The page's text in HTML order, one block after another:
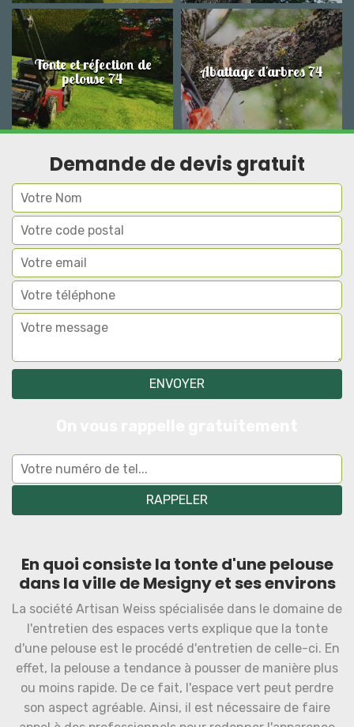
Tonte et réfection de
pelouse 74 Abattage d'arbres 74
Demande de devis gratuit
En quoi consiste la tonte d'une pelouse
dans la ville de Mesigny et ses environs
La société Artisan Weiss spécialisée dans le domaine de
l'entretien des espaces verts explique que la tonte
d'une pelouse est le procédé d'entretien de celle-ci. En
effet, la pelouse a tendance à pousser de manière plus
ou moins rapide. De ce fait, l'espace vert peut perdre
son aspect agréable. Ainsi, il est nécessaire de faire